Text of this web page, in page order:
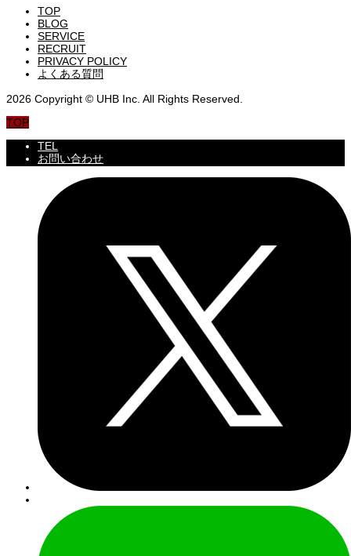
TOP
BLOG
SERVICE
RECRUIT
PRIVACY POLICY
よくある質問
2026 Copyright © UHB Inc. All Rights Reserved.
TOP
TEL
お問い合わせ